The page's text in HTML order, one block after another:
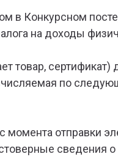
в Конкурсном
на доходы
товар,
по
момента отправки
сведения о